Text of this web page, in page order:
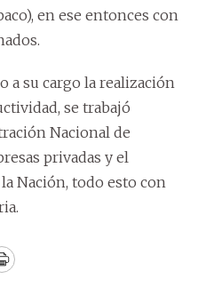
en ese entonces con
a su cargo la realización
se trabajó
Nacional de
privadas y el
Nación, todo esto con
Print